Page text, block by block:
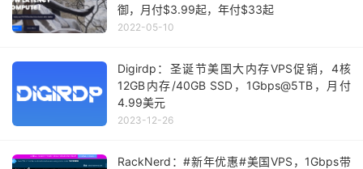
御，月付$3.99起，年付$33起
2022-05-10
Digirdp：圣诞节美国大内存VPS促销，4核
12GB内存/40GB SSD，1Gbps@5TB，月付
4.99美元
2023-12-26
RackNerd：#新年优惠#美国VPS，1Gbps带